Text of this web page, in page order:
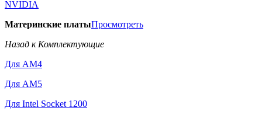
NVIDIA
Материнские платыПросмотреть
Назад к Комплектующие
Для AM4
Для AM5
Для Intel Socket 1200